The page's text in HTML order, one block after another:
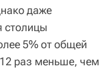
даже
столицы
5% от общей
раз меньше, чем